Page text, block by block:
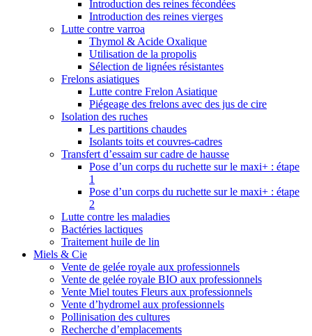
Introduction des reines fécondées
Introduction des reines vierges
Lutte contre varroa
Thymol & Acide Oxalique
Utilisation de la propolis
Sélection de lignées résistantes
Frelons asiatiques
Lutte contre Frelon Asiatique
Piégeage des frelons avec des jus de cire
Isolation des ruches
Les partitions chaudes
Isolants toits et couvres-cadres
Transfert d’essaim sur cadre de hausse
Pose d’un corps du ruchette sur le maxi+ : étape
1
Pose d’un corps du ruchette sur le maxi+ : étape
2
Lutte contre les maladies
Bactéries lactiques
Traitement huile de lin
Miels & Cie
Vente de gelée royale aux professionnels
Vente de gelée royale BIO aux professionnels
Vente Miel toutes Fleurs aux professionnels
Vente d’hydromel aux professionnels
Pollinisation des cultures
Recherche d’emplacements